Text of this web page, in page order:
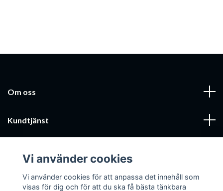
Om oss
Kundtjänst
Sociala medier
Vi använder cookies
Vi använder cookies för att anpassa det innehåll som
visas för dig och för att du ska få bästa tänkbara